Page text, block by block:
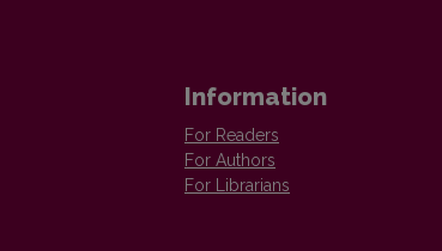
Information
For Readers
For Authors
For Librarians